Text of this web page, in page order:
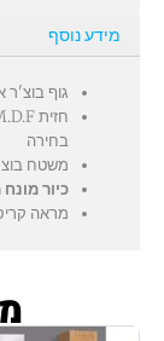
מידע נוסף
גוף בוצ'ר אלון
בחירה
משטח בוצ׳ר 4
כיור
מראה